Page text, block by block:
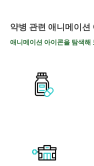
약병 관련 애니메이
애니메이션 아이콘을 탐색해